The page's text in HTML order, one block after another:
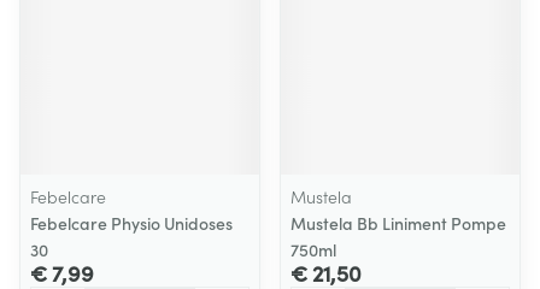
Febelcare
Febelcare Physio Unidoses
30
€ 7,99
Mustela
Mustela Bb Liniment Pompe
750ml
€ 21,50